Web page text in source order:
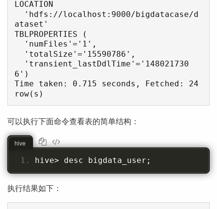
LOCATION
ataset'
TBLPROPERTIES (
6')
Time taken: 0.715 seconds, Fetched: 24
可以执行下面命令查看表的简单结构：
hive> desc bigdata_user ;
hive
执行结果如下：